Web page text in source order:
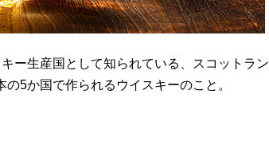
ー生産国として知られている、スコットラン
5か国で作られるウイスキーのこと。